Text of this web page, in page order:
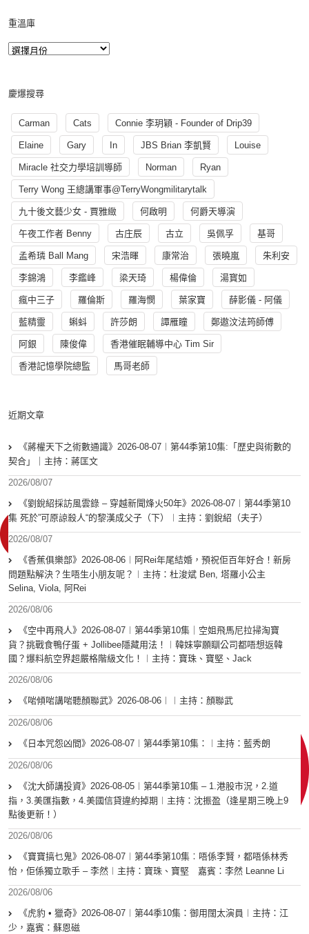
重溫庫
慶爆搜尋
Carman Cats Connie 李玥穎 - Founder of Drip39
Elaine Gary In JBS Brian 李凱賢 Louise
Miracle 社交力學培訓導師 Norman Ryan
Terry Wong 王總講軍事@TerryWongmilitarytalk
九十後文藝少女 - 賈雅緻 何啟明 何爵天導演
午夜工作者 Benny 古庄辰 古立 吳佩孚 基哥
孟希璘 Ball Mang 宋浩暉 康常治 張曉嵐 朱利安
李錦鴻 李鑑峰 梁天琦 楊偉倫 湯寳如
瘋中三子 羅倫斯 羅海憫 葉家寶 薛影儀 - 阿儀
藍精靈 蝌蚪 許莎朗 譚雁瞳 鄭遨汶法筠師傅
阿銀 陳俊偉 香港催眠輔導中心 Tim Sir
香港記憶學院總監 馬哥老師
近期文章
《蔣權天下之術數通識》2026-08-07︱第44季第10集:「歴史與術數的
契合」｜主持：蔣匡文
2026/08/07
《劉銳紹採訪風雲錄 – 穿越新聞烽火50年》2026-08-07︱第44季第10
集 死於”可原諒殺人“的黎漢成父子（下）︱主持：劉銳紹（夫子）
2026/08/07
《香蕉俱樂部》2026-08-06︱阿Rei年尾結婚，預祝佢百年好合！新房
問題點解決？生唔生小朋友呢？︱主持：杜浚斌 Ben, 塔羅小公主
Selina, Viola, 阿Rei
2026/08/06
《空中再飛人》2026-08-07︱第44季第10集｜空姐飛馬尼拉掃淘寶
貨？挑戰食鴨仔蛋 + Jollibee隱藏用法！︱韓妹寧願瞓公司都唔想返韓
國？爆料航空界超嚴格階級文化！︱主持：寶珠、寶堅、Jack
2026/08/06
《啱傾啱講啱聽顏聯武》2026-08-06︱︱主持：顏聯武
2026/08/06
《日本咒怨凶間》2026-08-07︱第44季第10集：︱主持：藍秀朗
2026/08/06
《沈大師講投資》2026-08-05︱第44季第10集 – 1.港股市況，2.道
指，3.美匯指數，4.美國信貸違約掉期︱主持：沈振盈（逢星期三晚上9
點後更新！）
2026/08/06
《寶寶搞乜鬼》2026-08-07︱第44季第10集︰唔係李賢，都唔係林秀
怡，佢係獨立歌手 – 李然︱主持：寶珠、寶堅 嘉賓：李然 Leanne Li
2026/08/06
《虎豹 • 獵奇》2026-08-07︱第44季10集：御用闊太演員︱主持：江
少，嘉賓：蘇恩磁